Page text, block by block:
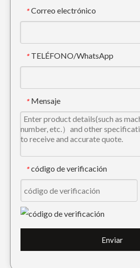
Cuchara para lodo de excavadora resistente con filo doble V480
* Correo electrónico
* TELÉFONO/WhatsApp
* Mensaje
* código de verificación
Enviar